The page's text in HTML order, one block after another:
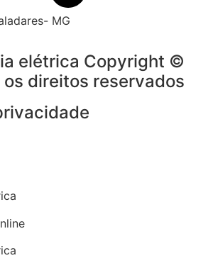
MG
elétrica Copyright ©
direitos reservados